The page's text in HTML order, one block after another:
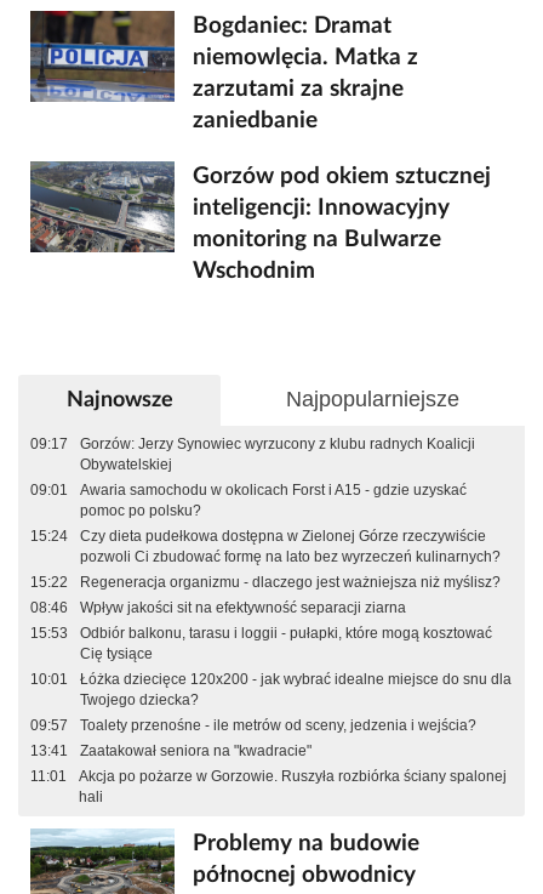
Bogdaniec: Dramat
niemowlęcia. Matka z
zarzutami za skrajne
zaniedbanie
Gorzów pod okiem sztucznej
inteligencji: Innowacyjny
monitoring na Bulwarze
Wschodnim
Najnowsze Najpopularniejsze
09:17
Gorzów: Jerzy Synowiec wyrzucony z klubu radnych Koalicji
Obywatelskiej
09:01
Awaria samochodu w okolicach Forst i A15 - gdzie uzyskać
pomoc po polsku?
15:24
Czy dieta pudełkowa dostępna w Zielonej Górze rzeczywiście
pozwoli Ci zbudować formę na lato bez wyrzeczeń kulinarnych?
15:22
Regeneracja organizmu - dlaczego jest ważniejsza niż myślisz?
08:46
Wpływ jakości sit na efektywność separacji ziarna
15:53
Odbiór balkonu, tarasu i loggii - pułapki, które mogą kosztować
Cię tysiące
10:01
Łóżka dziecięce 120x200 - jak wybrać idealne miejsce do snu dla
Twojego dziecka?
09:57
Toalety przenośne - ile metrów od sceny, jedzenia i wejścia?
13:41
Zaatakował seniora na "kwadracie"
11:01
Akcja po pożarze w Gorzowie. Ruszyła rozbiórka ściany spalonej
hali
Problemy na budowie
północnej obwodnicy